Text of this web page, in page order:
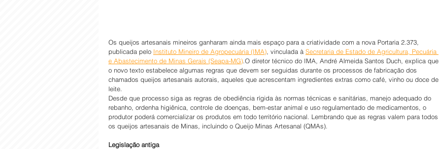
Os queijos artesanais mineiros ganharam ainda mais espaço para a criatividade com a nova Portaria 2.373,
publicada pelo Instituto Mineiro de Agropecuária (IMA) , vinculada à Secretaria de Estado de Agricultura, Pecuária
e Abastecimento de Minas Gerais (Seapa-MG) .O diretor técnico do IMA, André Almeida Santos Duch, explica que
o novo texto estabelece algumas regras que devem ser seguidas durante os processos de fabricação dos
chamados queijos artesanais autorais, aqueles que acrescentam ingredientes extras como café, vinho ou doce de
leite.
Desde que processo siga as regras de obediência rígida às normas técnicas e sanitárias, manejo adequado do
rebanho, ordenha higiênica, controle de doenças, bem-estar animal e uso regulamentado de medicamentos, o
produtor poderá comercializar os produtos em todo território nacional. Lembrando que as regras valem para todos
os queijos artesanais de Minas, incluindo o Queijo Minas Artesanal (QMAs).
Legislação antiga